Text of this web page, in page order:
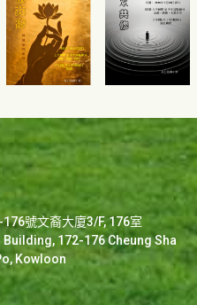
號文裔大廈3/F, 176室
Building, 172-176 Cheung Sha
Kowloon